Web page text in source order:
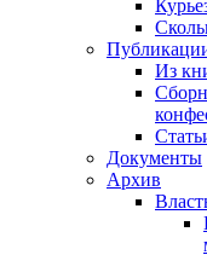
Из
Документы
Архив